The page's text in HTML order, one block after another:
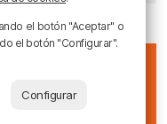
el botón "Aceptar" o
el botón "Configurar".
Configurar